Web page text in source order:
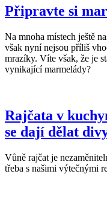
Připravte si
Na mnoha místech ještě
však nyní nejsou příliš
mrazíky. Víte však, že je
vynikající marmelády?
Rajčata v
se dají dělat
Vůně rajčat je
třeba s našimi výtečnými